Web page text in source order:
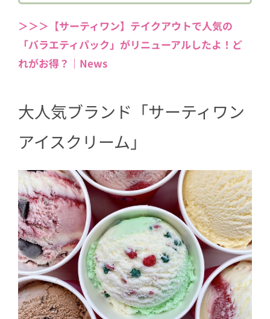
2.2食べるのがもったいない！？「ド
ラえもん アイスクリームケーキ」
3アイスクリームケーキの購入方法
4アイスクリームケーキで至福のひととき
5 アイスクリームケーキ ラインナップ202
2
5.1パレット6 セレクション
5.22021年秋限定「パレット4 リッチ
タイム」※在庫僅少
5.3スヌーピー ワンダフルデイズ
5.4「31 デコケーキ カラフル☆ポッ
プ」
5.5ポケモン サプライズケーキ ※在
庫僅少
5.6ポケモン パレットケーキ
＞＞＞【サーティワン】テイクアウトで人気の
「バラエティパック」がリニューアルしたよ！ど
れがお得？｜News
大人気ブランド「サーティワン
アイスクリーム」